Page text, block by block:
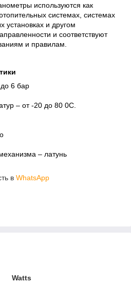
используются как
системах, системах
установках и другом
и соответствуют
и правилам.
6 бар
– от -20 до 80 0С.
– латунь
в WhatsApp
Watts